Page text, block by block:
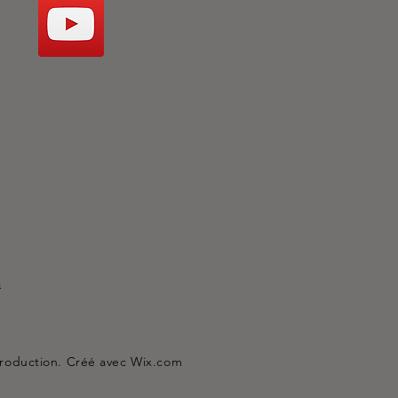
Créé avecWix.com